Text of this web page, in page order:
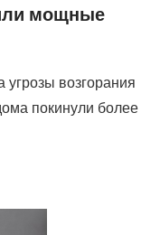
мощные
угрозы возгорания
покинули более